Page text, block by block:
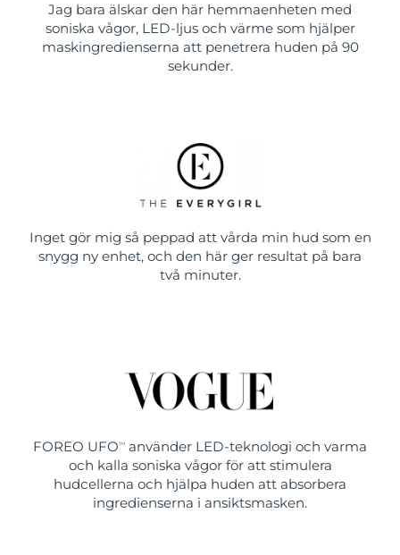
Jag bara älskar den här hemmaenheten med
soniska vågor, LED-ljus och värme som hjälper
maskingredienserna att penetrera huden på 90
sekunder.
Inget gör mig så peppad att vårda min hud som en
snygg ny enhet, och den här ger resultat på bara
två minuter.
FOREO UFO TM
använder LED-teknologi och varma
och kalla soniska vågor för att stimulera
hudcellerna och hjälpa huden att absorbera
ingredienserna i ansiktsmasken.